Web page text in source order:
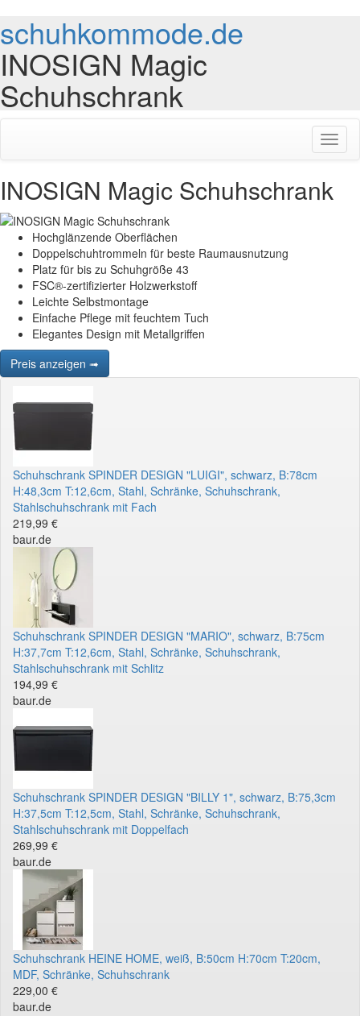
schuhkommode.de
INOSIGN Magic
Schuhschrank
INOSIGN Magic Schuhschrank
Hochglänzende Oberflächen
Doppelschuhtrommeln für beste Raumausnutzung
Platz für bis zu Schuhgröße 43
FSC®-zertifizierter Holzwerkstoff
Leichte Selbstmontage
Einfache Pflege mit feuchtem Tuch
Elegantes Design mit Metallgriffen
Preis anzeigen ➟
Schuhschrank SPINDER DESIGN "LUIGI", schwarz, B:78cm
H:48,3cm T:12,6cm, Stahl, Schränke, Schuhschrank,
Stahlschuhschrank mit Fach
219,99 €
baur.de
Schuhschrank SPINDER DESIGN "MARIO", schwarz, B:75cm
H:37,7cm T:12,6cm, Stahl, Schränke, Schuhschrank,
Stahlschuhschrank mit Schlitz
194,99 €
baur.de
Schuhschrank SPINDER DESIGN "BILLY 1", schwarz, B:75,3cm
H:37,5cm T:12,5cm, Stahl, Schränke, Schuhschrank,
Stahlschuhschrank mit Doppelfach
269,99 €
baur.de
Schuhschrank HEINE HOME, weiß, B:50cm H:70cm T:20cm,
MDF, Schränke, Schuhschrank
229,00 €
baur.de